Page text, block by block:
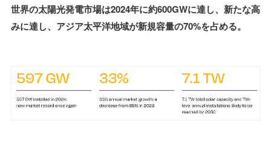
世界の太陽光発電市場は2024年に約600GWに達し、新たな高
みに達し、アジア太平洋地域が新規容量の70%を占める。